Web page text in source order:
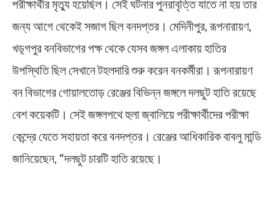
পরীক্ষার্থীর মৃত্যু হয়েছিল। সেই ঘটনার পুনরাবৃত্তি যাতে না হয় তার
জন্য আগে থেকেই সজাগ ছিল বনদপ্তর। মেদিনীপুর, রূপনারায়ণ,
খড়্গপুর বনবিভাগের পক্ষ থেকে যেসব জঙ্গল এলাকায় হাতির
উপস্থিতি ছিল সেখানে টহলদারি শুরু করেন বনকর্মীরা। রূপনারায়ণ
বন বিভাগের গোয়ালতোড় রেঞ্জের বিভিন্ন জঙ্গলে দলছুট হাতি রয়েছে
বেশ কয়েকটি। সেই জঙ্গলপথে হুলা জ্বালিয়ে পরীক্ষার্থীদের পরীক্ষা
কেন্দ্রে যেতে সহায়তা করে বনদপ্তর। রেঞ্জের আধিকারিক বাবলু মান্ডি
জানিয়েছেন, “দলছুট চারটি হাতি রয়েছে।